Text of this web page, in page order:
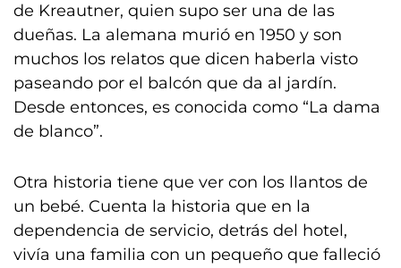
de Kreautner, quien supo ser una de las
dueñas. La alemana murió en 1950 y son
muchos los relatos que dicen haberla visto
paseando por el balcón que da al jardín.
Desde entonces, es conocida como “La dama
de blanco”.
Otra historia tiene que ver con los llantos de
un bebé. Cuenta la historia que en la
dependencia de servicio, detrás del hotel,
vivía una familia con un pequeño que falleció